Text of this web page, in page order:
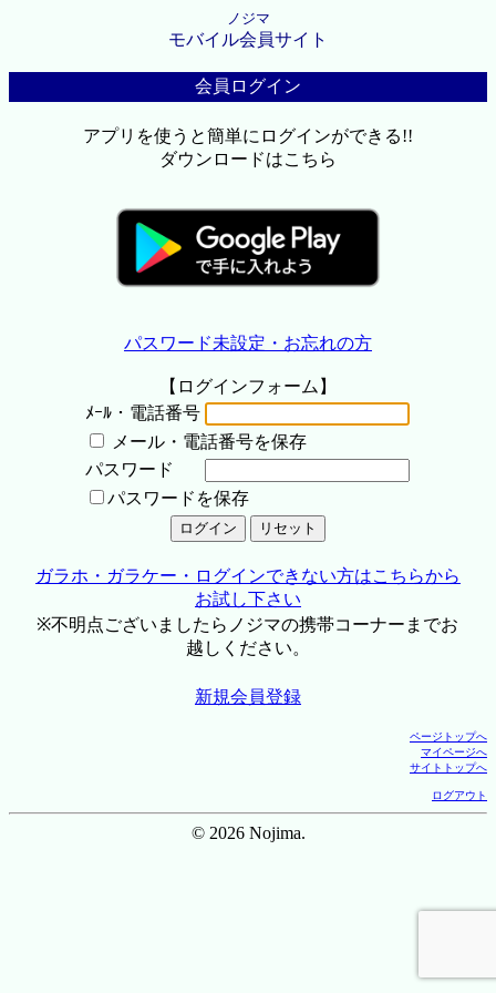
ノジマ
モバイル会員サイト
会員ログイン
アプリを使うと簡単にログインができる!!
ダウンロードはこちら
パスワード未設定・お忘れの方
【ログインフォーム】
ﾒｰﾙ・電話番号
メール・電話番号を保存
パスワード
パスワードを保存
ガラホ・ガラケー・ログインできない方はこちらから
お試し下さい
※不明点ございましたらノジマの携帯コーナーまでお
越しください。
新規会員登録
ページトップへ
マイページへ
サイトトップへ
ログアウト
© 2026 Nojima.